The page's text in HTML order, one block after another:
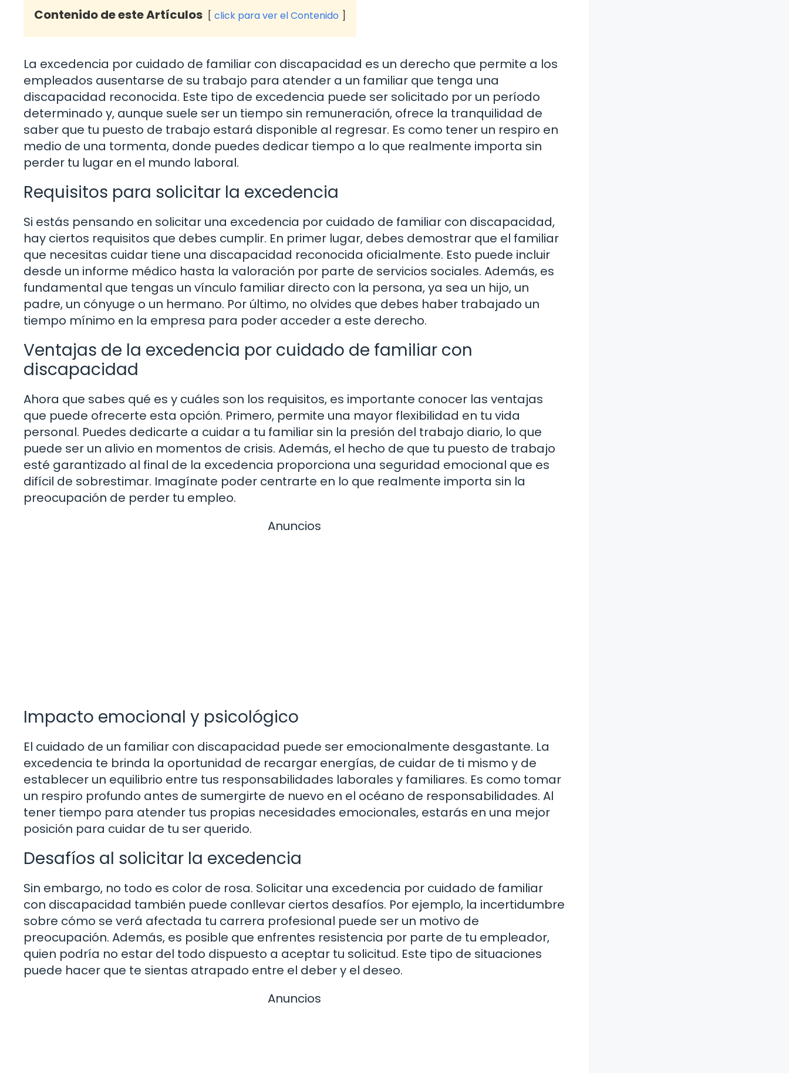
Contenido de este Artículos click para ver el Contenido
La excedencia por cuidado de familiar con discapacidad es un derecho que permite a los
empleados ausentarse de su trabajo para atender a un familiar que tenga una
discapacidad reconocida. Este tipo de excedencia puede ser solicitado por un período
determinado y, aunque suele ser un tiempo sin remuneración, ofrece la tranquilidad de
saber que tu puesto de trabajo estará disponible al regresar. Es como tener un respiro en
medio de una tormenta, donde puedes dedicar tiempo a lo que realmente importa sin
perder tu lugar en el mundo laboral.
Requisitos para solicitar la excedencia
Si estás pensando en solicitar una excedencia por cuidado de familiar con discapacidad,
hay ciertos requisitos que debes cumplir. En primer lugar, debes demostrar que el familiar
que necesitas cuidar tiene una discapacidad reconocida oficialmente. Esto puede incluir
desde un informe médico hasta la valoración por parte de servicios sociales. Además, es
fundamental que tengas un vínculo familiar directo con la persona, ya sea un hijo, un
padre, un cónyuge o un hermano. Por último, no olvides que debes haber trabajado un
tiempo mínimo en la empresa para poder acceder a este derecho.
Ventajas de la excedencia por cuidado de familiar con
discapacidad
Ahora que sabes qué es y cuáles son los requisitos, es importante conocer las ventajas
que puede ofrecerte esta opción. Primero, permite una mayor flexibilidad en tu vida
personal. Puedes dedicarte a cuidar a tu familiar sin la presión del trabajo diario, lo que
puede ser un alivio en momentos de crisis. Además, el hecho de que tu puesto de trabajo
esté garantizado al final de la excedencia proporciona una seguridad emocional que es
difícil de sobrestimar. Imagínate poder centrarte en lo que realmente importa sin la
preocupación de perder tu empleo.
Anuncios
Impacto emocional y psicológico
El cuidado de un familiar con discapacidad puede ser emocionalmente desgastante. La
excedencia te brinda la oportunidad de recargar energías, de cuidar de ti mismo y de
establecer un equilibrio entre tus responsabilidades laborales y familiares. Es como tomar
un respiro profundo antes de sumergirte de nuevo en el océano de responsabilidades. Al
tener tiempo para atender tus propias necesidades emocionales, estarás en una mejor
posición para cuidar de tu ser querido.
Desafíos al solicitar la excedencia
Sin embargo, no todo es color de rosa. Solicitar una excedencia por cuidado de familiar
con discapacidad también puede conllevar ciertos desafíos. Por ejemplo, la incertidumbre
sobre cómo se verá afectada tu carrera profesional puede ser un motivo de
preocupación. Además, es posible que enfrentes resistencia por parte de tu empleador,
quien podría no estar del todo dispuesto a aceptar tu solicitud. Este tipo de situaciones
puede hacer que te sientas atrapado entre el deber y el deseo.
Anuncios